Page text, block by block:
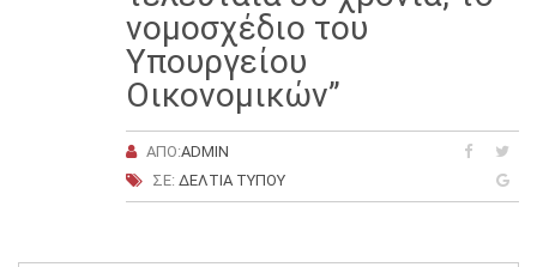
νομοσχέδιο του
Υπουργείου
Οικονομικών”
ΑΠΌ:ADMIN
ΣΕ: ΔΕΛΤΊΑ ΤΎΠΟΥ